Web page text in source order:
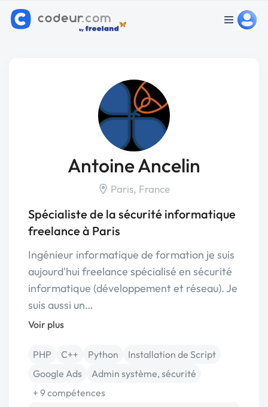
Antoine Ancelin
Paris, France
Spécialiste de la sécurité informatique
freelance à Paris
Ingénieur informatique de formation je suis
aujourd'hui freelance spécialisé en sécurité
informatique (développement et réseau). Je
suis aussi un…
Voir plus
PHP C++ Python
Installation de Script
Google Ads
Admin système, sécurité
+ 9 compétences